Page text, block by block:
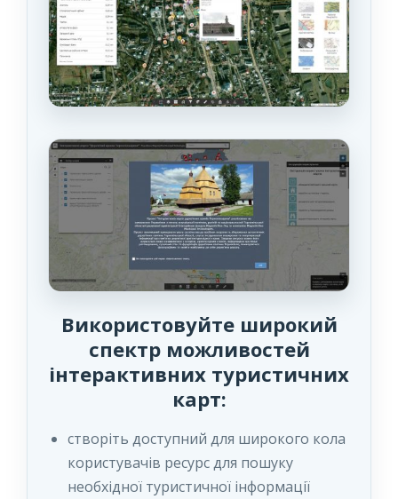
Використовуйте широкий
спектр можливостей
інтерактивних туристичних
карт:
створіть доступний для широкого кола
користувачів ресурс для пошуку
необхідної туристичної інформації